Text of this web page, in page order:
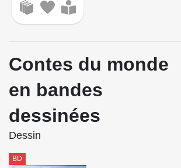
Contes du monde
en bandes
dessinées
Dessin
BD